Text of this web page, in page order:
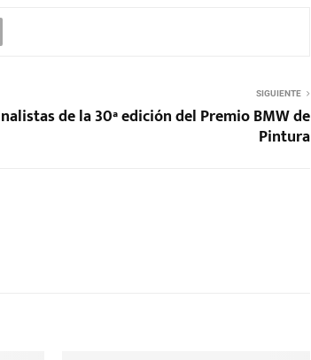
SIGUIENTE
de la 30ª edición del Premio BMW de
Pintura